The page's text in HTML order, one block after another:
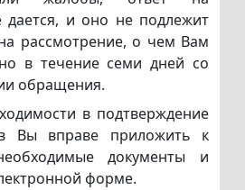
и оно не подлежит
рассмотрение, о чем Вам
в течение семи дней со
обращения.
в подтверждение
Вы вправе приложить к
документы и
форме.